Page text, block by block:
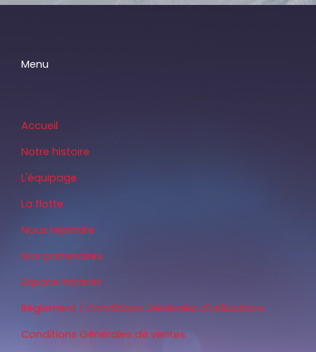
Menu
Accueil
Notre histoire
L'équipage
La flotte
Nous rejoindre
Nos partenaires
Espace Intranet
Règlement / Conditions Générales d'utilisations
Conditions Générales de ventes